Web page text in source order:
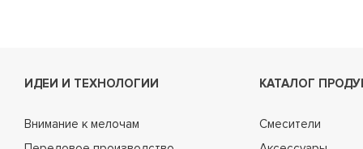
ИДЕИ И ТЕХНОЛОГИИ
Внимание к мелочам
КАТАЛОГ
Смесители